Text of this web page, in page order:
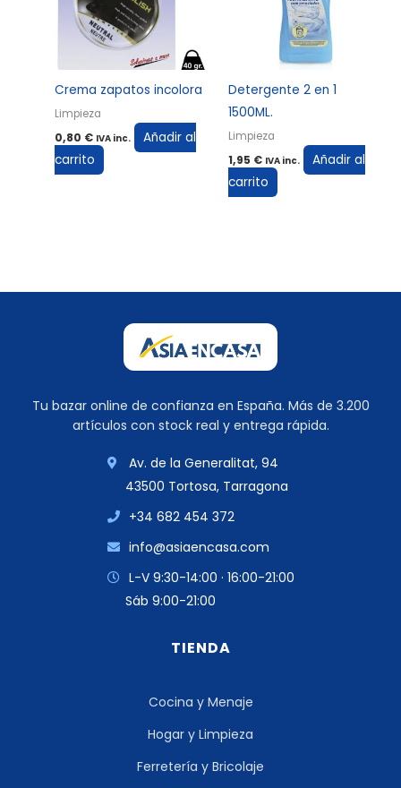
Crema zapatos incolora
Limpieza
0,80 € IVA inc.
Añadir al
carrito
Detergente 2 en 1
1500ML.
Limpieza
1,95 € IVA inc.
Añadir al
carrito
Tu bazar online de confianza en España. Más de 3.200
artículos con stock real y entrega rápida.
Av. de la Generalitat, 94
43500 Tortosa, Tarragona
+34 682 454 372
info@asiaencasa.com
L-V 9:30-14:00 · 16:00-21:00
Sáb 9:00-21:00
TIENDA
Cocina y Menaje
Hogar y Limpieza
Ferretería y Bricolaje